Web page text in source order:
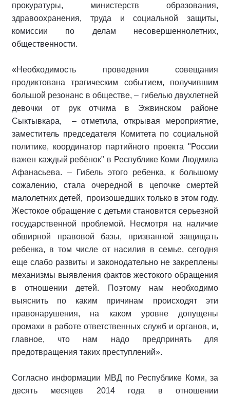
прокуратуры, министерств образования,
здравоохранения, труда и социальной защиты,
комиссии по делам несовершеннолетних,
общественности.
«Необходимость проведения совещания
продиктована трагическим событием, получившим
большой резонанс в обществе, – гибелью двухлетней
девочки от рук отчима в Эжвинском районе
Сыктывкара, – отметила, открывая мероприятие,
заместитель председателя Комитета по социальной
политике, координатор партийного проекта "России
важен каждый ребёнок" в Республике Коми Людмила
Афанасьева. – Гибель этого ребенка, к большому
сожалению, стала очередной в цепочке смертей
малолетних детей, произошедших только в этом году.
Жестокое обращение с детьми становится серьезной
государственной проблемой. Несмотря на наличие
обширной правовой базы, призванной защищать
ребенка, в том числе от насилия в семье, сегодня
еще слабо развиты и законодательно не закреплены
механизмы выявления фактов жестокого обращения
в отношении детей. Поэтому нам необходимо
выяснить по каким причинам происходят эти
правонарушения, на каком уровне допущены
промахи в работе ответственных служб и органов, и,
главное, что нам надо предпринять для
предотвращения таких преступлений».
Согласно информации МВД по Республике Коми, за
десять месяцев 2014 года в отношении